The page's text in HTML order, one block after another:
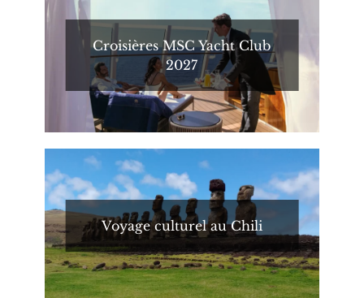
Croisières MSC Yacht Club
2027
Voyage culturel au Chili